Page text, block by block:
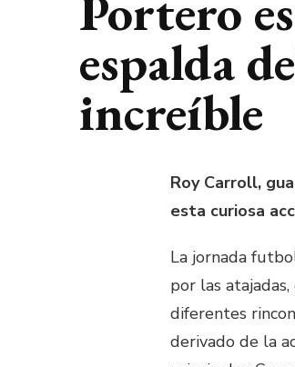
espalda
increíble
Roy Carroll,
esta curiosa
La jornada
por las
diferentes
derivado de la